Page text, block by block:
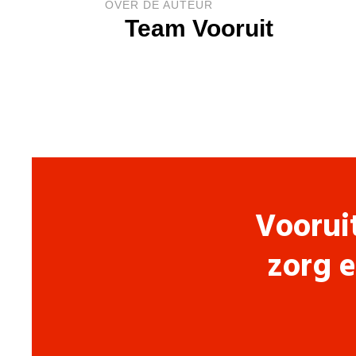
OVER DE AUTEUR
Team Vooruit
zorg